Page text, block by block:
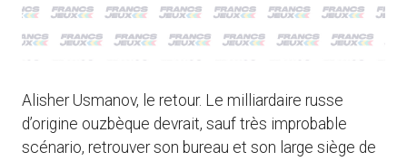
Alisher Usmanov, le retour. Le milliardaire russe
d’origine ouzbèque devrait, sauf très improbable
scénario, retrouver son bureau et son large siège de